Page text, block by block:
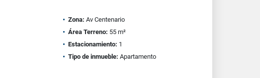
Zona: Av Centenario
Área Terreno: 55 m²
Estacionamiento: 1
Tipo de inmueble: Apartamento